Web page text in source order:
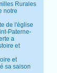
Rurales
notre
de l'église
Paterne-
a
et
et
sa saison